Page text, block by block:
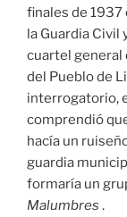
finales de
la Guardia Civil
cuartel general
del Pueblo de
interrogatorio,
comprendió
hacía un
guardia
formaría un
Malumbres .